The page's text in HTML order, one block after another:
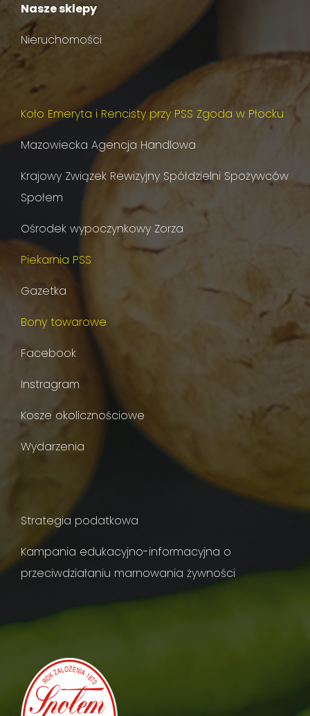
Nasze sklepy
Nieruchomości
Koło Emeryta i Rencisty przy PSS Zgoda w Płocku
Mazowiecka Agencja Handlowa
Krajowy Związek Rewizyjny Spółdzielni Spożywców
Społem
Ośrodek wypoczynkowy Zorza
Piekarnia PSS
Gazetka
Bony towarowe
Facebook
Instragram
Kosze okolicznościowe
Wydarzenia
Strategia podatkowa
Kampania edukacyjno-informacyjna o
przeciwdziałaniu marnowania żywności